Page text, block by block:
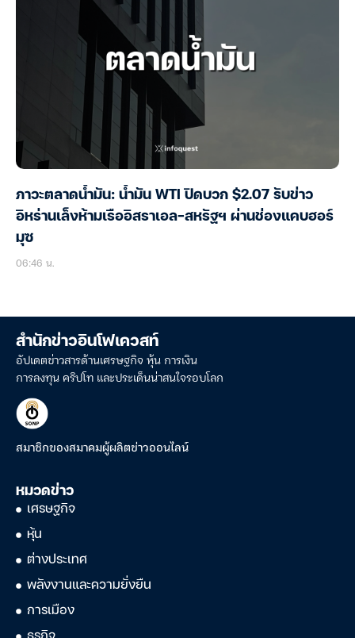
ภาวะตลาดน้ำมัน: น้ำมัน WTI ปิดบวก $2.07 รับข่าว
อิหร่านเล็งห้ามเรืออิสราเอล-สหรัฐฯ ผ่านช่องแคบฮอร์
มุซ
06:46 น.
สำนักข่าวอินโฟเควสท์
อัปเดตข่าวสารด้านเศรษฐกิจ หุ้น การเงิน
การลงทุน คริปโท และประเด็นน่าสนใจรอบโลก
สมาชิกของสมาคมผู้ผลิตข่าวออนไลน์
หมวดข่าว
เศรษฐกิจ
หุ้น
ต่างประเทศ
พลังงานและความยั่งยืน
การเมือง